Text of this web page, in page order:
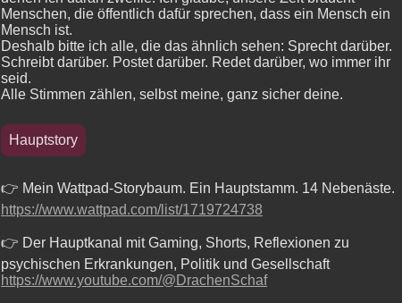
Menschen, die öffentlich dafür sprechen, dass ein Mensch ein
Mensch ist.
Deshalb bitte ich alle, die das ähnlich sehen: Sprecht darüber.
Schreibt darüber. Postet darüber. Redet darüber, wo immer ihr
seid.
Alle Stimmen zählen, selbst meine, ganz sicher deine.
Hauptstory
👉 Mein Wattpad-Storybaum. Ein Hauptstamm. 14 Nebenäste.
https://www.wattpad.com/list/1719724738
👉 Der Hauptkanal mit Gaming, Shorts, Reflexionen zu
psychischen Erkrankungen, Politik und Gesellschaft
https://www.youtube.com/@DrachenSchaf